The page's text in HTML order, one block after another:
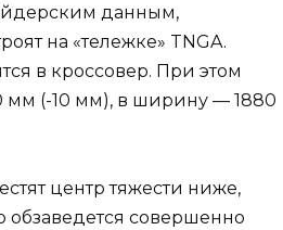
данным,
на «тележке» TNGA.
в кроссовер. При этом
мм (-10 мм), в ширину — 1880
центр тяжести ниже,
обзаведется совершенно